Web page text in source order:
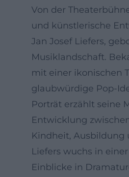
Von der
und künstlerische
Jan Josef Liefers,
Musiklandschaft.
mit einer ikonischen
glaubwürdige Pop-
Porträt erzählt seine
Entwicklung
Kindheit, Ausbildung
Liefers wuchs in
Einblicke in